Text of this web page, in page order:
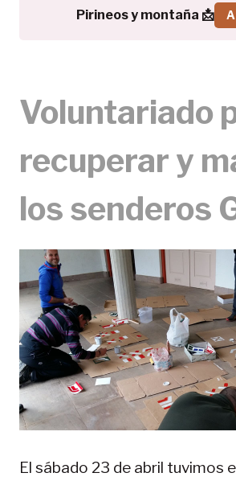
Pirineos y montaña 📩
Voluntariado
recuperar y
los senderos
El sábado 23 de abril tuvimos